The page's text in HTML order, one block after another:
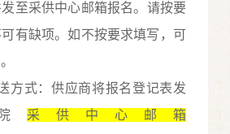
发至采供中心邮箱报名。请按要
有缺项。如不按要求填写，可
方式：供应商将报名登记表发
采供中心 邮箱